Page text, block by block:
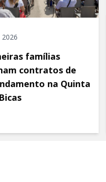
2026
famílias
contratos de
na Quinta